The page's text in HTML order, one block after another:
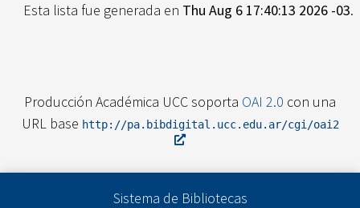
Esta lista fue generada en Thu Aug 6 17:40:13 2026 -03.
Producción Académica UCC soporta OAI 2.0 con una
URL base http://pa.bibdigital.ucc.edu.ar/cgi/oai2
Sistema de Bibliotecas